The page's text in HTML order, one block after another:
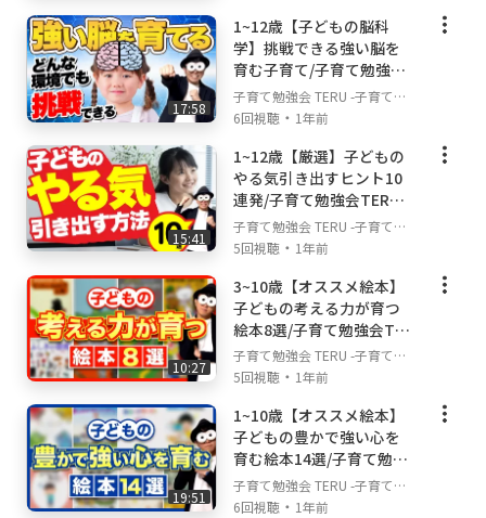
▼どんな動画を投稿していくのか？
このチャンネルでは、様々な角度から、子育
て・育児の不安やお悩みを解決することを目的
としていますので、基本は皆さんが子育てや育
児の中で悩むこと。不安に思うことにフォーカ
スして動画を投稿していきます！ただ、私は幼
児教育の先生であり、教育に専門性があるの
で、家庭教育や知育などのお悩みに関する動画
が少し多くなると思いますが、子どもとの関わ
り方や親の心の持ち方なども大切にしているの
で、色んな面から皆さんの子育て・育児のお悩
みと不安を解消できる動画を投稿していきたい
と思います！
17:58
1~12歳【子どもの脳科
学】挑戦できる強い脳を
育む子育て/子育て勉強会
TERUの子育て・育児の悩
みや不安解決ch
子育て勉強会 TERU -子育て・
育児の悩みや不安解決ch-
6回視聴 ・ 1年前
15:41
1~12歳【厳選】子どもの
やる気引き出すヒント10
連発/子育て勉強会TERU
の子育て・育児の悩みや
不安解決ch
子育て勉強会 TERU -子育て・
育児の悩みや不安解決ch-
5回視聴 ・ 1年前
10:27
3~10歳【オススメ絵本】
子どもの考える力が育つ
絵本8選/子育て勉強会TER
Uの子育て・育児の悩みや
不安解決ch
子育て勉強会 TERU -子育て・
育児の悩みや不安解決ch-
5回視聴 ・ 1年前
19:51
1~10歳【オススメ絵本】
子どもの豊かで強い心を
育む絵本14選/子育て勉強
会TERUの子育て・育児の
悩みや不安解決ch
子育て勉強会 TERU -子育て・
育児の悩みや不安解決ch-
6回視聴 ・ 1年前